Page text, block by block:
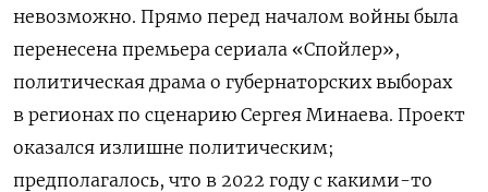
невозможно. Прямо перед началом войны была
перенесена премьера сериала «Спойлер»,
политическая драма о губернаторских выборах
в регионах по сценарию Сергея Минаева. Проект
оказался излишне политическим;
предполагалось, что в 2022 году с какими-то